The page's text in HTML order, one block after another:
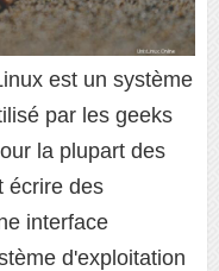
est un système
par les geeks
la plupart des
écrire des
interface
d'exploitation